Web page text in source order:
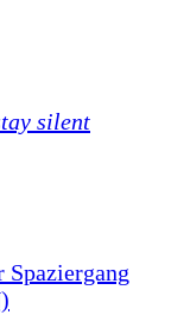
silent